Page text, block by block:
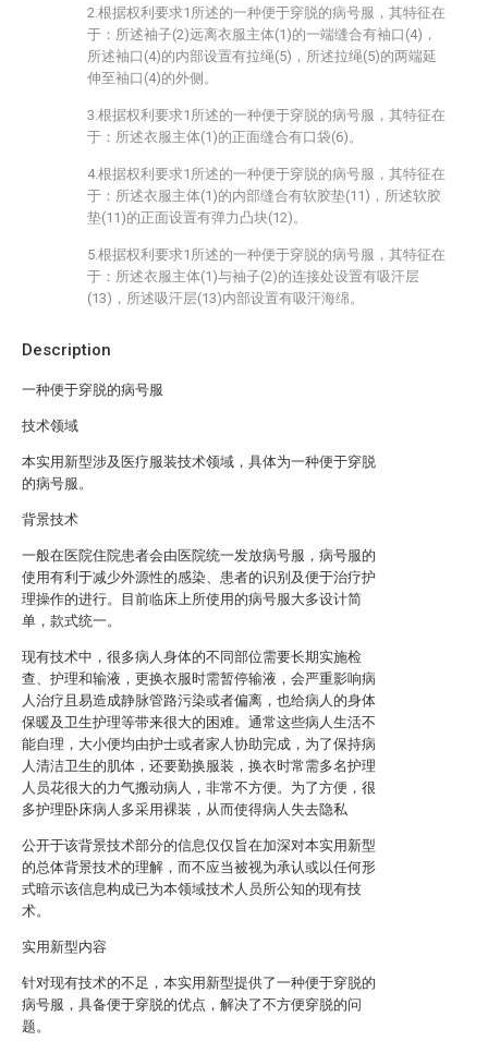
Description
一种便于穿脱的病号服
技术领域
本实用新型涉及医疗服装技术领域，具体为一种便于穿脱
的病号服。
背景技术
一般在医院住院患者会由医院统一发放病号服，病号服的
使用有利于减少外源性的感染、患者的识别及便于治疗护
理操作的进行。目前临床上所使用的病号服大多设计简
单，款式统一。
现有技术中，很多病人身体的不同部位需要长期实施检
查、护理和输液，更换衣服时需暂停输液，会严重影响病
人治疗且易造成静脉管路污染或者偏离，也给病人的身体
保暖及卫生护理等带来很大的困难。通常这些病人生活不
能自理，大小便均由护士或者家人协助完成，为了保持病
人清洁卫生的肌体，还要勤换服装，换衣时常需多名护理
人员花很大的力气搬动病人，非常不方便。为了方便，很
多护理卧床病人多采用裸装，从而使得病人失去隐私
公开于该背景技术部分的信息仅仅旨在加深对本实用新型
的总体背景技术的理解，而不应当被视为承认或以任何形
式暗示该信息构成已为本领域技术人员所公知的现有技
术。
实用新型内容
针对现有技术的不足，本实用新型提供了一种便于穿脱的
病号服，具备便于穿脱的优点，解决了不方便穿脱的问
题。
2.根据权利要求1所述的一种便于穿脱的病号服，其特征在
于：所述袖子(2)远离衣服主体(1)的一端缝合有袖口(4)，
所述袖口(4)的内部设置有拉绳(5)，所述拉绳(5)的两端延
伸至袖口(4)的外侧。
3.根据权利要求1所述的一种便于穿脱的病号服，其特征在
于：所述衣服主体(1)的正面缝合有口袋(6)。
4.根据权利要求1所述的一种便于穿脱的病号服，其特征在
于：所述衣服主体(1)的内部缝合有软胶垫(11)，所述软胶
垫(11)的正面设置有弹力凸块(12)。
5.根据权利要求1所述的一种便于穿脱的病号服，其特征在
于：所述衣服主体(1)与袖子(2)的连接处设置有吸汗层
(13)，所述吸汗层(13)内部设置有吸汗海绵。